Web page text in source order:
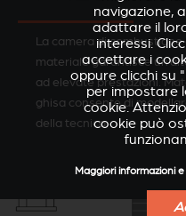
La camera di
materiale garantisce
ad elevate prestazioni.
ghisa consente di
della tecnica.
navigazione,
adattare il
interessi.
accettare i
oppure clicchi su
per impostare
cookie.
cookie può
Maggiori informazioni